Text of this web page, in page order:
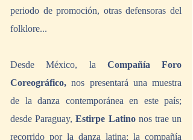
periodo de promoción, otras defensoras del
folklore...
Desde México, la Compañía Foro
Coreográfico, nos presentará una muestra
de la danza contemporánea en este país;
desde Paraguay, Estirpe Latino nos trae un